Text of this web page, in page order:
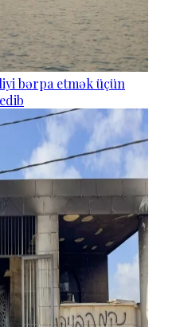
bərpa etmək üçün